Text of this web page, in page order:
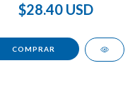
$28.40 USD